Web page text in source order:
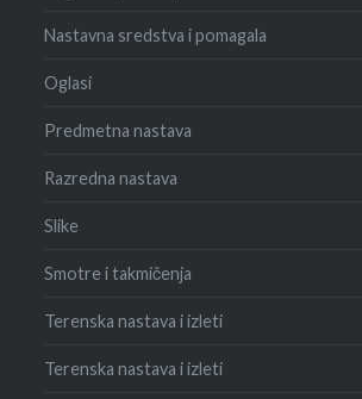
Nastavna sredstva i pomagala
Oglasi
Predmetna nastava
Razredna nastava
Slike
Smotre i takmičenja
Terenska nastava i izleti
Terenska nastava i izleti